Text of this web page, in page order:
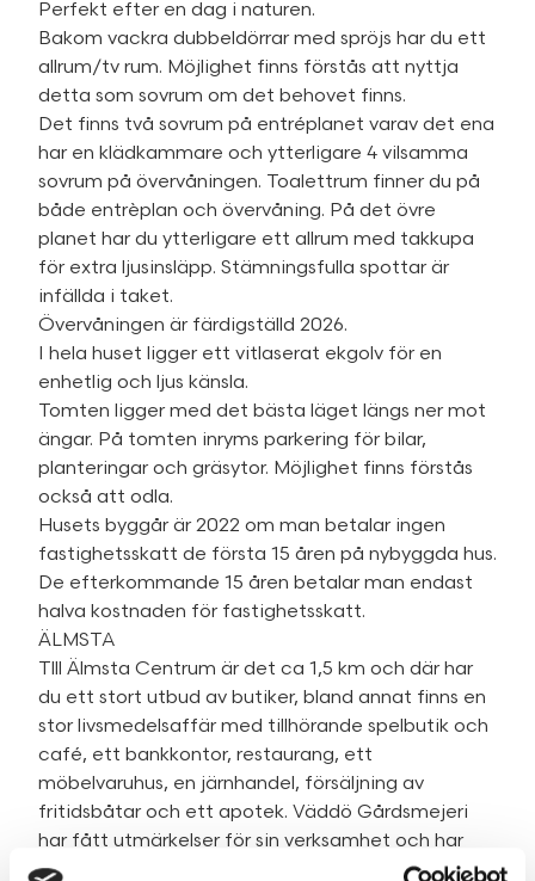
Perfekt efter en dag i naturen.
Bakom vackra dubbeldörrar med spröjs har du ett
allrum/tv rum. Möjlighet finns förstås att nyttja
detta som sovrum om det behovet finns.
Det finns två sovrum på entréplanet varav det ena
har en klädkammare och ytterligare 4 vilsamma
sovrum på övervåningen. Toalettrum finner du på
både entrèplan och övervåning. På det övre
planet har du ytterligare ett allrum med takkupa
för extra ljusinsläpp. Stämningsfulla spottar är
infällda i taket.
Övervåningen är färdigställd 2026.
I hela huset ligger ett vitlaserat ekgolv för en
enhetlig och ljus känsla.
Tomten ligger med det bästa läget längs ner mot
ängar. På tomten inryms parkering för bilar,
planteringar och gräsytor. Möjlighet finns förstås
också att odla.
Husets byggår är 2022 om man betalar ingen
fastighetsskatt de första 15 åren på nybyggda hus.
De efterkommande 15 åren betalar man endast
halva kostnaden för fastighetsskatt.
ÄLMSTA
Tlll Älmsta Centrum är det ca 1,5 km och där har
du ett stort utbud av butiker, bland annat finns en
stor livsmedelsaffär med tillhörande spelbutik och
café, ett bankkontor, restaurang, ett
möbelvaruhus, en järnhandel, försäljning av
fritidsbåtar och ett apotek. Väddö Gårdsmejeri
har fått utmärkelser för sin verksamhet och har
besökts av kungaparet. I mejeributiken kan man